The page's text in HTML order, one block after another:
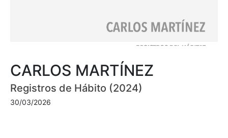
CARLOS MARTÍNEZ
Registros de Hábito (2024)
30/03/2026